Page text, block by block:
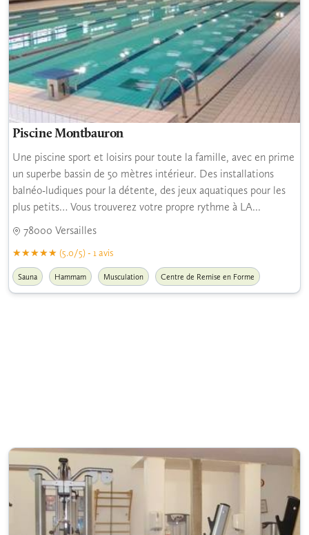
Piscine Montbauron
Une piscine sport et loisirs pour toute la famille, avec en prime
un superbe bassin de 50 mètres intérieur. Des installations
balnéo-ludiques pour la détente, des jeux aquatiques pour les
plus petits… Vous trouverez votre propre rythme à LA...
78000 Versailles
(5.0/5) - 1 avis
Sauna Hammam Musculation Centre de Remise en Forme